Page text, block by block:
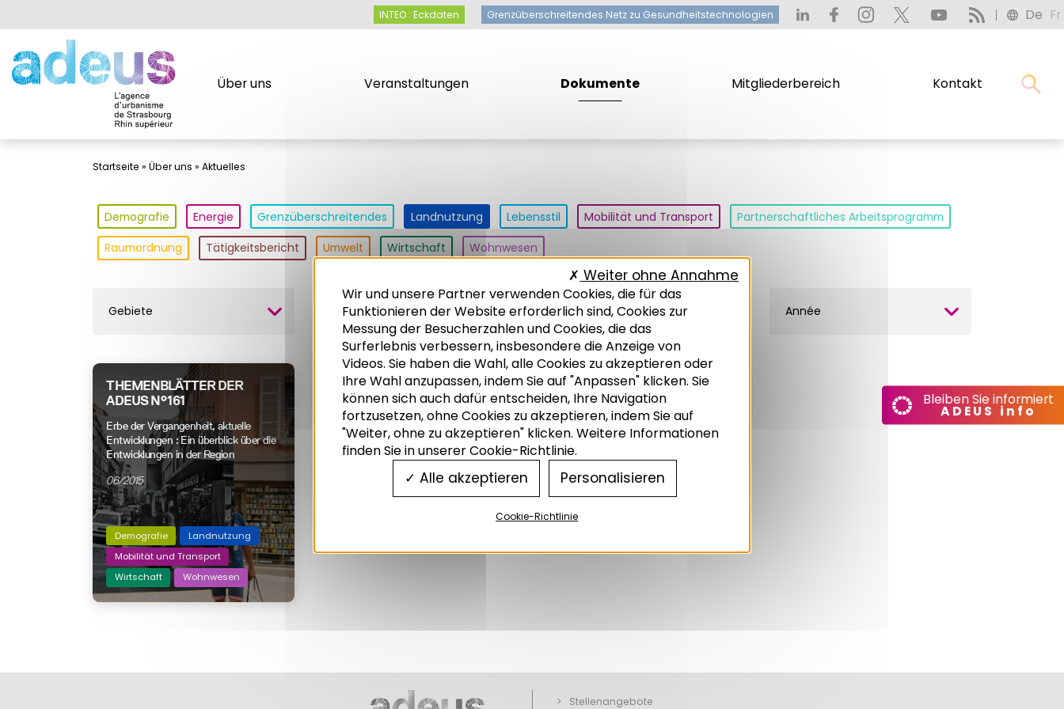
Über uns Veranstaltungen Dokumente Mitgliederbereich Kontakt
INTEO : Eckdaten Grenzüberschreitendes Netz zu Gesundheitstechnologien De Fr
Startseite » Über uns » Aktuelles
Demografie Energie Grenzüberschreitendes Landnutzung Lebensstil Mobilität und Transport
Partnerschaftliches Arbeitsprogramm
Raumordnung
Tätigkeitsbericht Umwelt Wirtschaft Wohnwesen
Gebiete Stichwort Typ der Publikation Année
THEMENBLÄTTER DER
ADEUS N°161
Erbe der Vergangenheit, aktuelle
Entwicklungen : Ein überblick über die
Entwicklungen in der Region
06/2015
Demografie
Landnutzung
Mobilität und Transport
Wirtschaft
Wohnwesen
Stellenangebote
Bleiben Sie informiert
ADEUS info
Wir und unsere Partner verwenden Cookies, die für das
Funktionieren der Website erforderlich sind, Cookies zur
Messung der Besucherzahlen und Cookies, die das
Surferlebnis verbessern, insbesondere die Anzeige von
Videos. Sie haben die Wahl, alle Cookies zu akzeptieren oder
Ihre Wahl anzupassen, indem Sie auf "Anpassen" klicken. Sie
können sich auch dafür entscheiden, Ihre Navigation
fortzusetzen, ohne Cookies zu akzeptieren, indem Sie auf
"Weiter, ohne zu akzeptieren" klicken. Weitere Informationen
finden Sie in unserer Cookie-Richtlinie.
Alle akzeptieren
Weiter ohne Annahme
Personalisieren
Cookie-Richtlinie